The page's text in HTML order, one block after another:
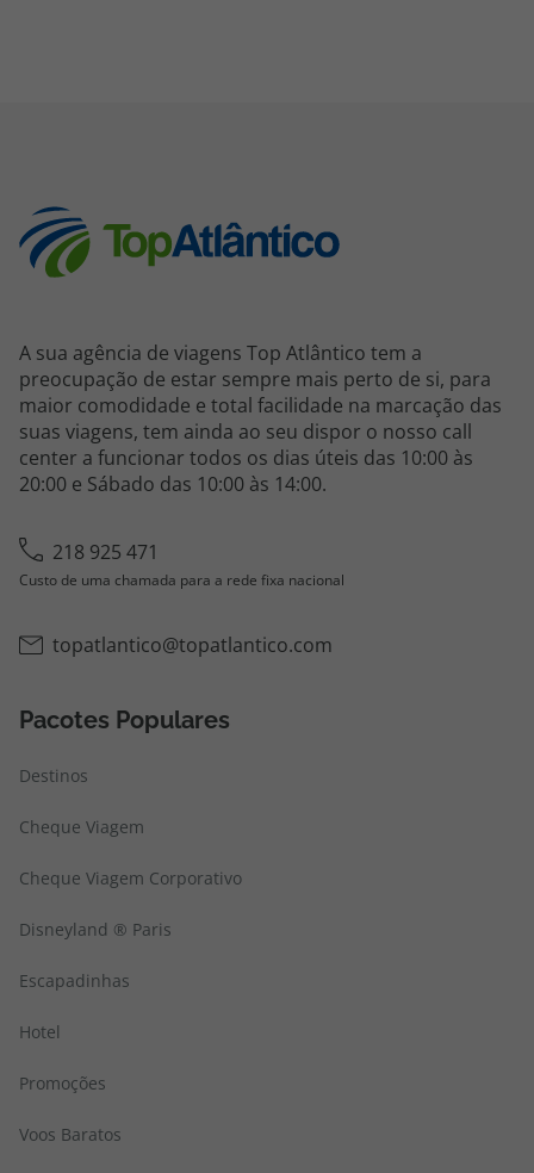
A sua agência de viagens Top Atlântico tem a
preocupação de estar sempre mais perto de si, para
maior comodidade e total facilidade na marcação das
suas viagens, tem ainda ao seu dispor o nosso call
center a funcionar todos os dias úteis das 10:00 às
20:00 e Sábado das 10:00 às 14:00.
218 925 471
Custo de uma chamada para a rede fixa nacional
topatlantico@topatlantico.com
Pacotes Populares
Destinos
Cheque Viagem
Cheque Viagem Corporativo
Disneyland ® Paris
Escapadinhas
Hotel
Promoções
Voos Baratos